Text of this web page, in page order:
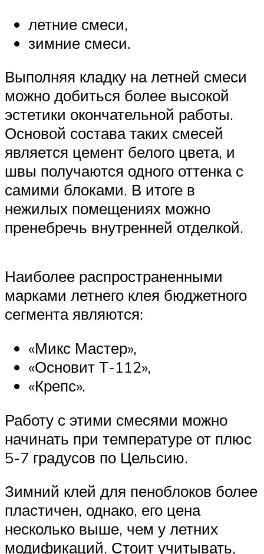
летние смеси,
зимние смеси.
Выполняя кладку на летней смеси
можно добиться более высокой
эстетики окончательной работы.
Основой состава таких смесей
является цемент белого цвета, и
швы получаются одного оттенка с
самими блоками. В итоге в
нежилых помещениях можно
пренебречь внутренней отделкой.
Наиболее распространенными
марками летнего клея бюджетного
сегмента являются:
«Микс Мастер»,
«Основит Т-112»,
«Крепс».
Работу с этими смесями можно
начинать при температуре от плюс
5-7 градусов по Цельсию.
Зимний клей для пеноблоков более
пластичен, однако, его цена
несколько выше, чем у летних
модификаций. Стоит учитывать,